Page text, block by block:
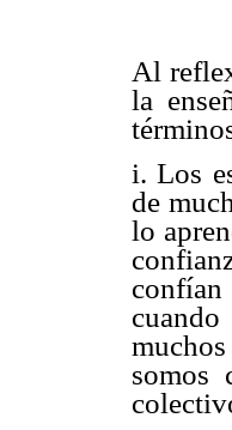
Al
la
i. Los
de
lo
somos